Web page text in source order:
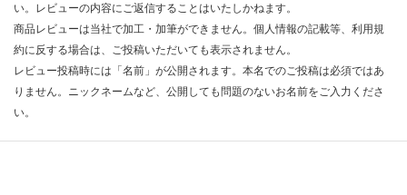
い。レビューの内容にご返信することはいたしかねます。
商品レビューは当社で加工・加筆ができません。個人情報の記載等、利用規
約に反する場合は、ご投稿いただいても表示されません。
レビュー投稿時には「名前」が公開されます。本名でのご投稿は必須ではあ
りません。ニックネームなど、公開しても問題のないお名前をご入力くださ
い。